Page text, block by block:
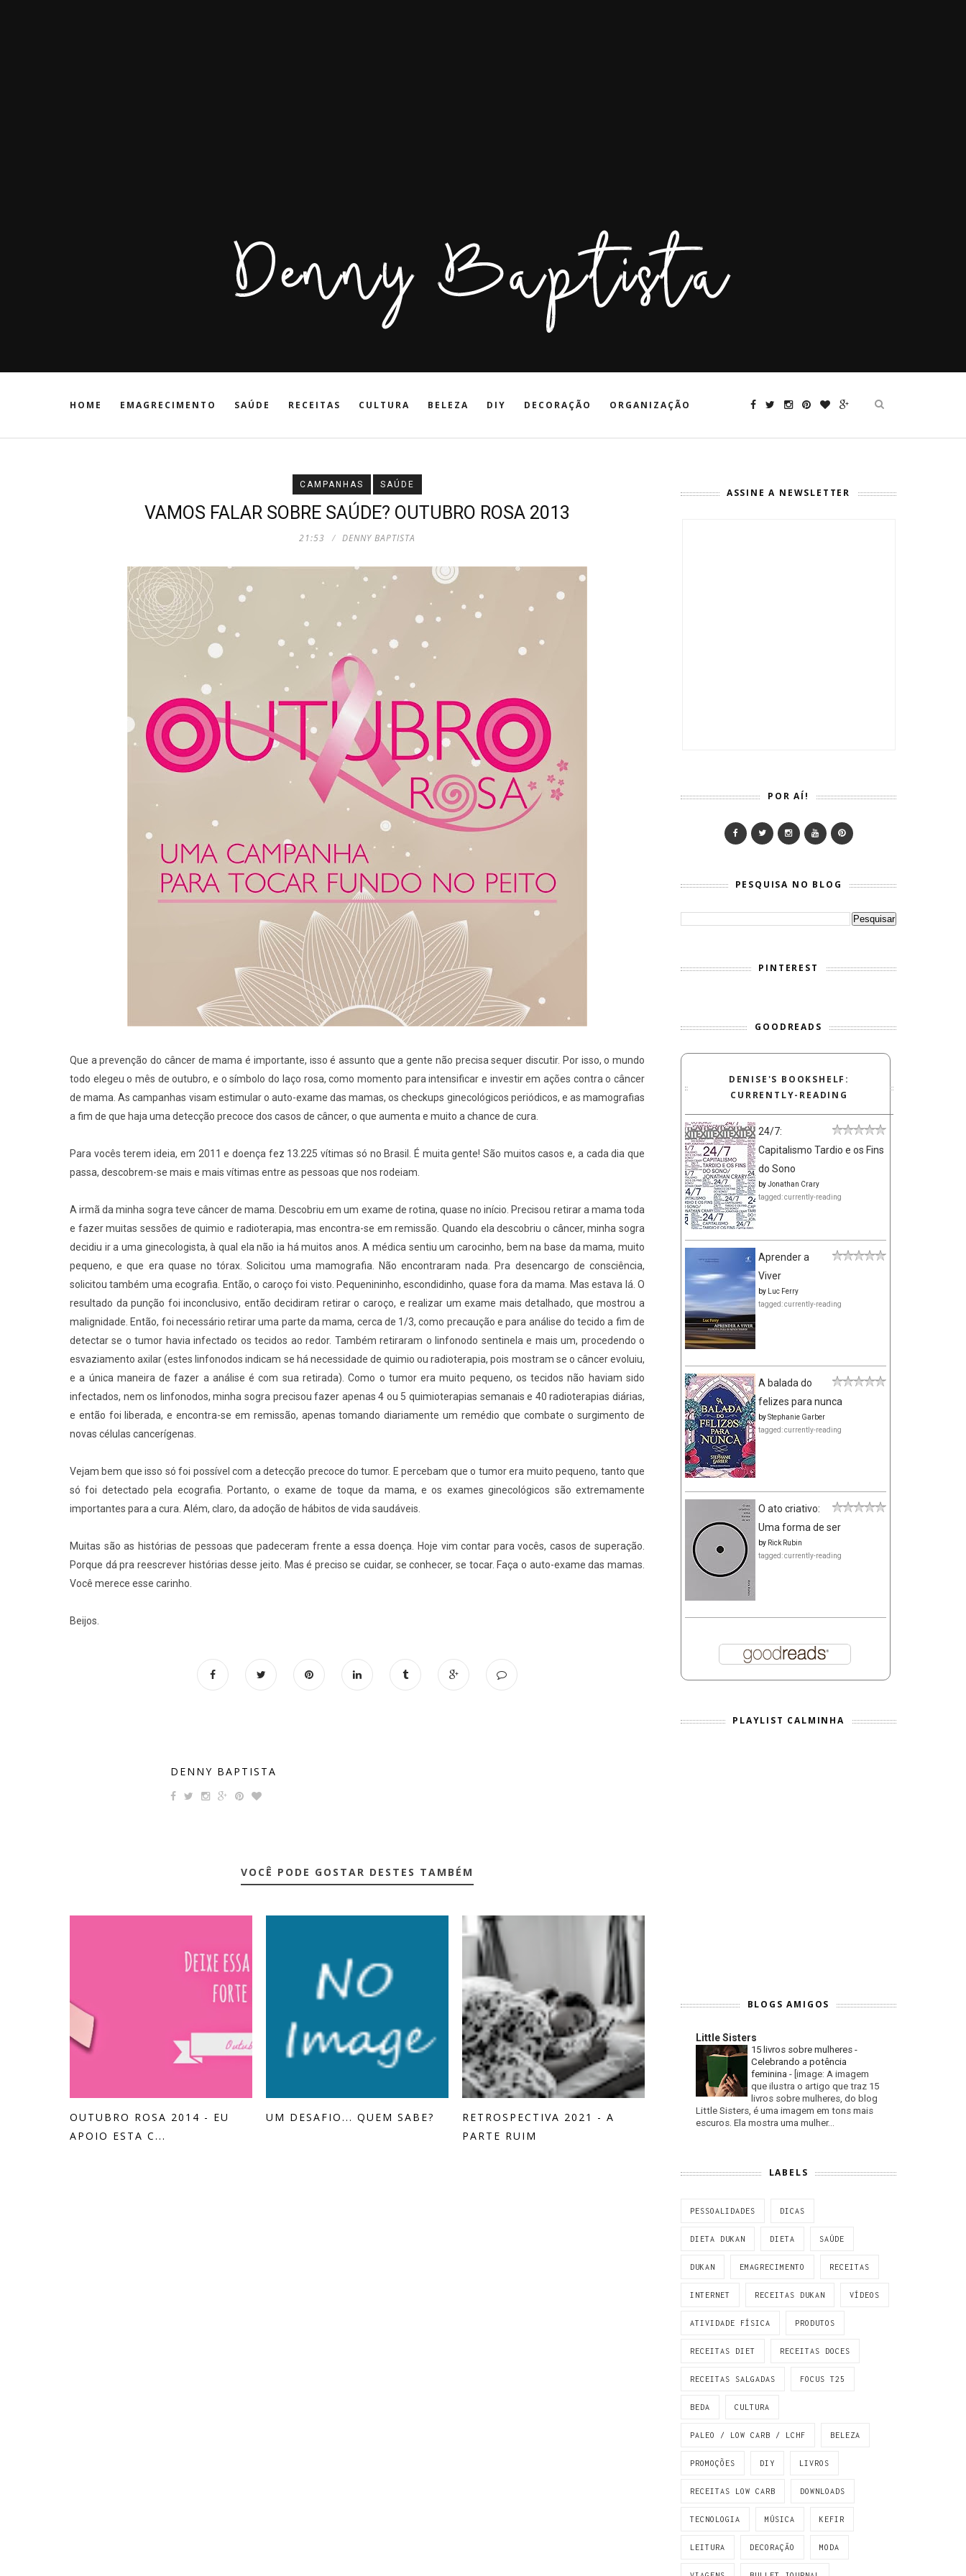
HOME EMAGRECIMENTO SAÚDE RECEITAS CULTURA BELEZA DIY DECORAÇÃO ORGANIZAÇÃO
CAMPANHAS SAÚDE
VAMOS FALAR SOBRE SAÚDE? OUTUBRO ROSA 2013
21:53 DENNY BAPTISTA
Que a prevenção do câncer de mama é importante, isso é assunto que a gente não precisa sequer discutir. Por isso, o mundo
todo elegeu o mês de outubro, e o símbolo do laço rosa, como momento para intensificar e investir em ações contra o câncer
de mama. As campanhas visam estimular o auto-exame das mamas, os checkups ginecológicos periódicos, e as mamografias
a fim de que haja uma detecção precoce dos casos de câncer, o que aumenta e muito a chance de cura.
Para vocês terem ideia, em 2011 e doença fez 13.225 vítimas só no Brasil. É muita gente! São muitos casos e, a cada dia que
passa, descobrem-se mais e mais vítimas entre as pessoas que nos rodeiam.
A irmã da minha sogra teve câncer de mama. Descobriu em um exame de rotina, quase no início. Precisou retirar a mama toda
e fazer muitas sessões de quimio e radioterapia, mas encontra-se em remissão. Quando ela descobriu o câncer, minha sogra
decidiu ir a uma ginecologista, à qual ela não ia há muitos anos. A médica sentiu um carocinho, bem na base da mama, muito
pequeno, e que era quase no tórax. Solicitou uma mamografia. Não encontraram nada. Pra desencargo de consciência,
solicitou também uma ecografia. Então, o caroço foi visto. Pequenininho, escondidinho, quase fora da mama. Mas estava lá. O
resultado da punção foi inconclusivo, então decidiram retirar o caroço, e realizar um exame mais detalhado, que mostrou a
malignidade. Então, foi necessário retirar uma parte da mama, cerca de 1/3, como precaução e para análise do tecido a fim de
detectar se o tumor havia infectado os tecidos ao redor. Também retiraram o linfonodo sentinela e mais um, procedendo o
esvaziamento axilar (estes linfonodos indicam se há necessidade de quimio ou radioterapia, pois mostram se o câncer evoluiu,
e a única maneira de fazer a análise é com sua retirada). Como o tumor era muito pequeno, os tecidos não haviam sido
infectados, nem os linfonodos, minha sogra precisou fazer apenas 4 ou 5 quimioterapias semanais e 40 radioterapias diárias,
e então foi liberada, e encontra-se em remissão, apenas tomando diariamente um remédio que combate o surgimento de
novas células cancerígenas.
Vejam bem que isso só foi possível com a detecção precoce do tumor. E percebam que o tumor era muito pequeno, tanto que
só foi detectado pela ecografia. Portanto, o exame de toque da mama, e os exames ginecológicos são extremamente
importantes para a cura. Além, claro, da adoção de hábitos de vida saudáveis.
Muitas são as histórias de pessoas que padeceram frente a essa doença. Hoje vim contar para vocês, casos de superação.
Porque dá pra reescrever histórias desse jeito. Mas é preciso se cuidar, se conhecer, se tocar. Faça o auto-exame das mamas.
Você merece esse carinho.
Beijos.
DENNY BAPTISTA
VOCÊ PODE GOSTAR DESTES TAMBÉM
OUTUBRO ROSA 2014 - EU
APOIO ESTA C...
UM DESAFIO... QUEM SABE?
RETROSPECTIVA 2021 - A
PARTE RUIM
ASSINE A NEWSLETTER
POR AÍ!
PESQUISA NO BLOG
PINTEREST
GOODREADS
DENISE'S BOOKSHELF:
CURRENTLY-READING
24/7:
Capitalismo Tardio e os Fins
do Sono
byJonathan Crary
tagged: currently-reading
Aprender a
Viver
by
Luc Ferry
tagged: currently-reading
A balada do
felizes para nunca
byStephanie Garber
tagged: currently-reading
O ato criativo:
Uma forma de ser
by Rick Rubin
tagged: currently-reading
PLAYLIST CALMINHA
BLOGS AMIGOS
Little Sisters
15 livros sobre mulheres -
Celebrando a potência
feminina - [image: A imagem
que ilustra o artigo que traz 15
livros sobre mulheres, do blog
Little Sisters, é uma imagem em tons mais
escuros. Ela mostra uma mulher...
LABELS
PESSOALIDADES DICAS
DIETA DUKAN DIETA SAÚDE
DUKAN EMAGRECIMENTO RECEITAS
INTERNET RECEITAS DUKAN VÍDEOS
ATIVIDADE FÍSICA PRODUTOS
RECEITAS DIET RECEITAS DOCES
RECEITAS SALGADAS FOCUS T25
BEDA CULTURA
PALEO / LOW CARB / LCHF BELEZA
PROMOÇÕES DIY LIVROS
RECEITAS LOW CARB DOWNLOADS
TECNOLOGIA MÚSICA KEFIR
LEITURA DECORAÇÃO MODA